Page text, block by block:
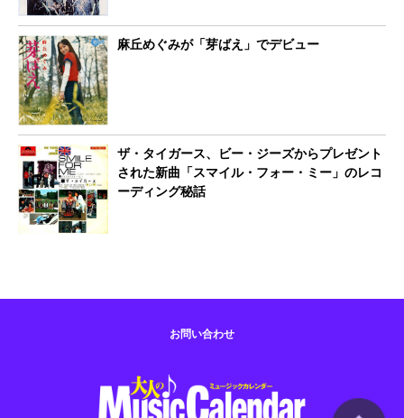
麻丘めぐみが「芽ばえ」でデビュー
ザ・タイガース、ビー・ジーズからプレゼント
された新曲「スマイル・フォー・ミー」のレコ
ーディング秘話
お問い合わせ